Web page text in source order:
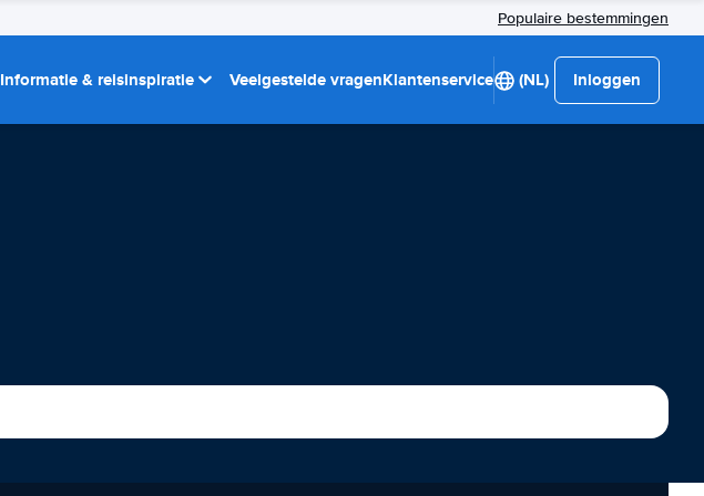
Populaire bestemmingen
Informatie & reisinspiratie Veelgestelde vragenKlantenservice (NL) Inloggen